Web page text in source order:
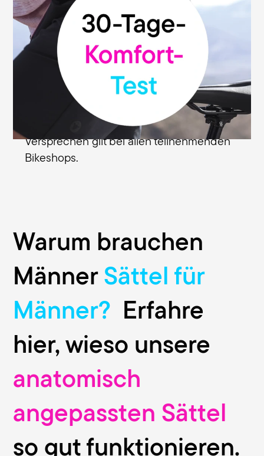
Wir sind überzeugt von der hohen Qualität
und Funktionalität unserer Sättel. Deshalb
geben wir dir unsere Geld-zurück-
Garantie: Du kannst deinen Terry-Sattel
ohne Risiko testen und innerhalb von 30
Tagen ab Kaufdatum bei dem
Fachhändler zurückgeben, bei dem du
den Sattel erworben hast. Dieses
Versprechen gilt bei allen teilnehmenden
Bikeshops.
Warum brauchen
MännerSättel für
Männer? Erfahre
hier, wieso unsere
anatomisch
angepassten Sättel
so gut funktionieren.